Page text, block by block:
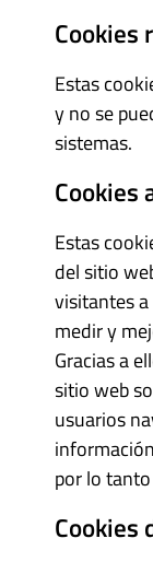
Cookies
Estas
y no se
sistemas.
Cookies
Estas
del sitio
visitantes
medir y
Gracias a
sitio web
usuarios
por lo
Cookies